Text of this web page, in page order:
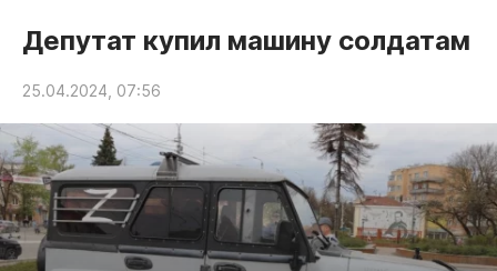
Новости компаний
Статьи
Народные новости
Авто и транспорт
Благоустройство
Криминал
Культура
Депутат купил машину солдатам
25.04.2024, 07:56